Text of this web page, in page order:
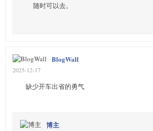
随时可以去。
BlogWall
2025-12-17
缺少开车出省的勇气
博主